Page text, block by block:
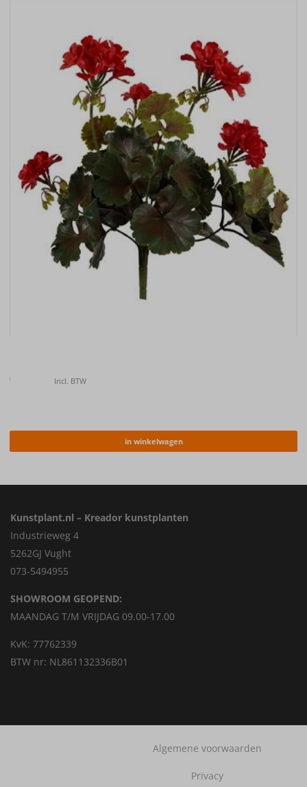
€ Incl. BTW
in winkelwagen
Kunstplant.nl – Kreador kunstplanten
Industrieweg 4
5262GJ Vught
073-5494955
SHOWROOM GEOPEND:
MAANDAG T/M VRIJDAG 09.00-17.00
KvK: 77762339
BTW nr: NL861132336B01
Algemene voorwaarden
Privacy